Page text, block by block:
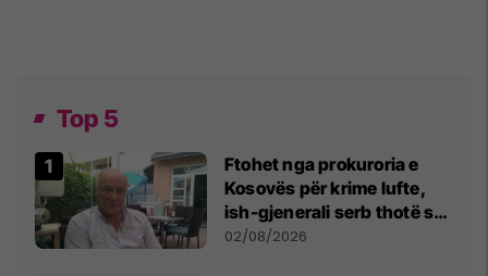
Top 5
Ftohet nga prokuroria e
Kosovës për krime lufte,
ish-gjenerali serb thotë se
dikush e tradhtoi në
02/08/2026